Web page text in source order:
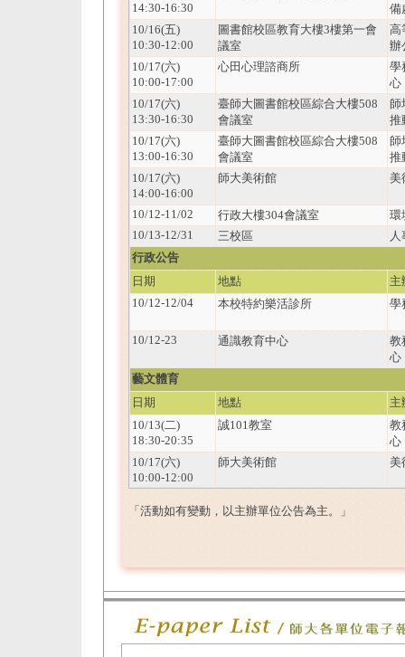
14:30-16:30
備
10/16(五)
10:30-12:00
圖書館校區教育大樓3樓第一會
議室
高
辦
10/17(六)
10:00-17:00
心田心理諮商所
學
心
10/17(六)
13:30-16:30
臺師大圖書館校區綜合大樓508
會議室
師
推
10/17(六)
13:00-16:30
臺師大圖書館校區綜合大樓508
會議室
師
推
10/17(六)
14:00-16:00
師大美術館 美
10/12-11/02 行政大樓304會議室
環
10/13-12/31
三校區
人
行政公告
日期
地點
主
10/12-12/04
本校特約樂活診所 學
10/12-23 通識教育中心
教
心
藝文體育
日期
地點
主
10/13(二)
18:30-20:35
誠101教室
教
心
10/17(六)
10:00-12:00
師大美術館 美
「活動如有變動，以主辦單位公告為主。」